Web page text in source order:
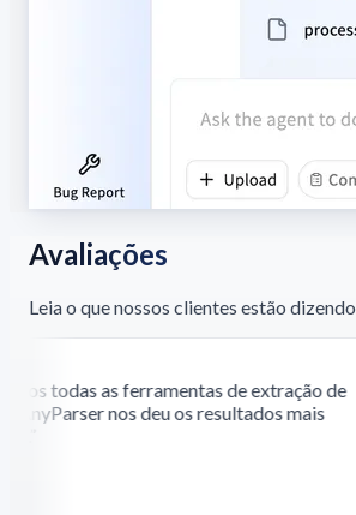
Avaliações
Leia o que nossos clientes estão dizendo
todas as ferramentas de extração de
nos deu os resultados mais